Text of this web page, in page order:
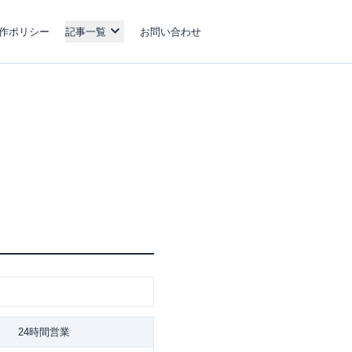
ポリシー 記事一覧 お問い合わせ
24時間営業